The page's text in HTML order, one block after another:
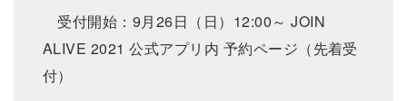
受付開始：9月26日（日）12:00～ JOIN
ALIVE 2021 公式アプリ内 予約ページ（先着受
付）